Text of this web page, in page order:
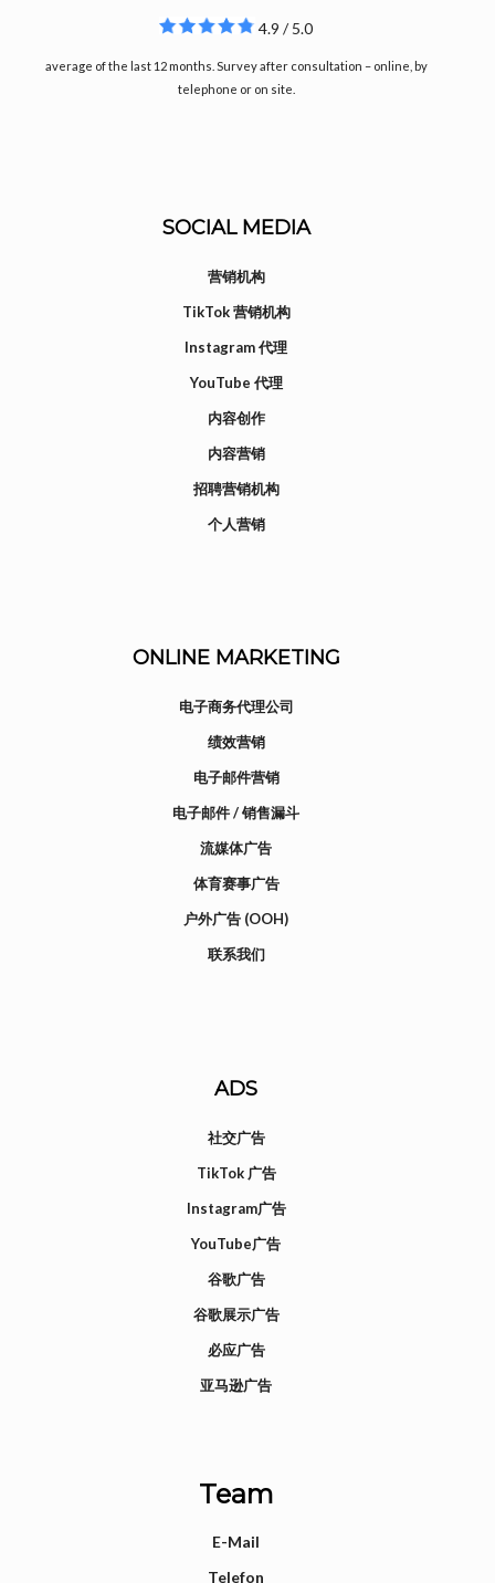
4.9 / 5.0
average of the last 12 months. Survey after consultation – online, by
telephone or on site.
SOCIAL MEDIA
营销机构
TikTok 营销机构
Instagram 代理
YouTube 代理
内容创作
内容营销
招聘营销机构
个人营销
ONLINE MARKETING
电子商务代理公司
绩效营销
电子邮件营销
电子邮件 / 销售漏斗
流媒体广告
体育赛事广告
户外广告 (OOH)
联系我们
ADS
社交广告
TikTok 广告
Instagram广告
YouTube广告
谷歌广告
谷歌展示广告
必应广告
亚马逊广告
Team
E-Mail
Telefon